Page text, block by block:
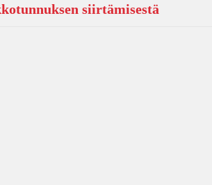
siirtämisestä